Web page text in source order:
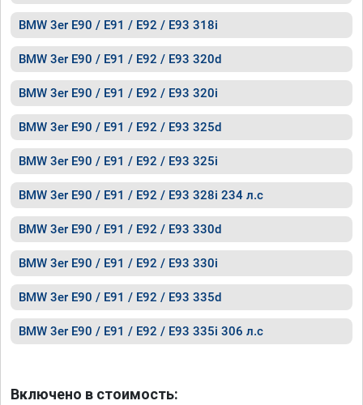
BMW 3er E90 / E91 / E92 / E93 318i
BMW 3er E90 / E91 / E92 / E93 320d
BMW 3er E90 / E91 / E92 / E93 320i
BMW 3er E90 / E91 / E92 / E93 325d
BMW 3er E90 / E91 / E92 / E93 325i
BMW 3er E90 / E91 / E92 / E93 328i 234 л.с
BMW 3er E90 / E91 / E92 / E93 330d
BMW 3er E90 / E91 / E92 / E93 330i
BMW 3er E90 / E91 / E92 / E93 335d
BMW 3er E90 / E91 / E92 / E93 335i 306 л.с
Включено в стоимость: